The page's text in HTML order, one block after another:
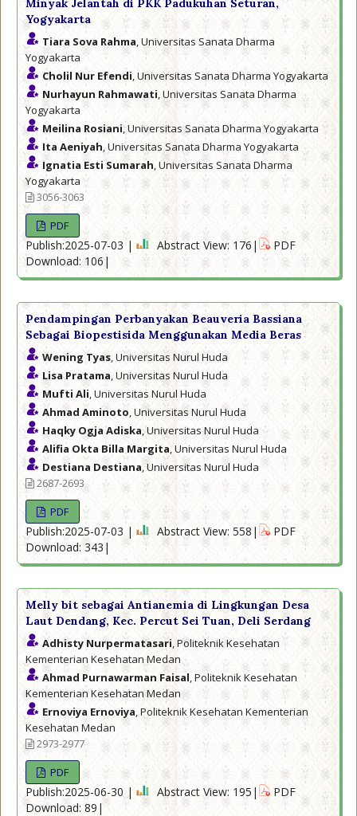
Minyak Jelantah di PKK Padukuhan Seturan,
Yogyakarta
Tiara Sova Rahma, Universitas Sanata Dharma
Yogyakarta
Cholil Nur Efendi, Universitas Sanata Dharma Yogyakarta
Nurhayun Rahmawati, Universitas Sanata Dharma
Yogyakarta
Meilina Rosiani, Universitas Sanata Dharma Yogyakarta
Ita Aeniyah, Universitas Sanata Dharma Yogyakarta
Ignatia Esti Sumarah, Universitas Sanata Dharma
Yogyakarta
3056-3063
PDF
Publish:2025-07-03 | Abstract View: 176|
PDF
Download: 106|
Pendampingan Perbanyakan Beauveria Bassiana
Sebagai Biopestisida Menggunakan Media Beras
Wening Tyas, Universitas Nurul Huda
Lisa Pratama, Universitas Nurul Huda
Mufti Ali, Universitas Nurul Huda
Ahmad Aminoto, Universitas Nurul Huda
Haqky Ogja Adiska, Universitas Nurul Huda
Alifia Okta Billa Margita, Universitas Nurul Huda
Destiana Destiana, Universitas Nurul Huda
2687-2693
PDF
Publish:2025-07-03 | Abstract View: 558|
PDF
Download: 343|
Melly bit sebagai Antianemia di Lingkungan Desa
Laut Dendang, Kec. Percut Sei Tuan, Deli Serdang
Adhisty Nurpermatasari, Politeknik Kesehatan
Kementerian Kesehatan Medan
Ahmad Purnawarman Faisal, Politeknik Kesehatan
Kementerian Kesehatan Medan
Ernoviya Ernoviya, Politeknik Kesehatan Kementerian
Kesehatan Medan
2973-2977
PDF
Publish:2025-06-30 | Abstract View: 195|
PDF
Download: 89|